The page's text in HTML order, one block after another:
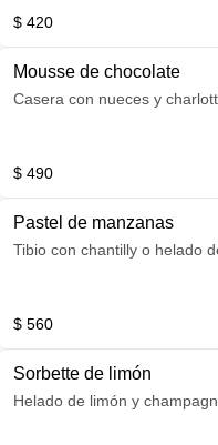
$ 420
Mousse de chocolate
Casera con nueces y
$ 490
Pastel de manzanas
Tibio con chantilly o helado
$ 560
Sorbette de limón
Helado de limón y